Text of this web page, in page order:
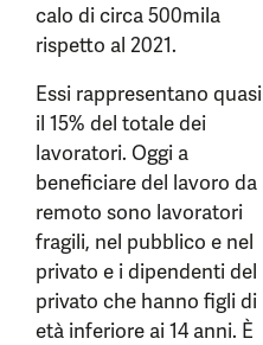
calo di circa 500mila
rispetto al 2021.
Essi rappresentano quasi
il 15% del totale dei
lavoratori. Oggi a
beneficiare del lavoro da
remoto sono lavoratori
fragili, nel pubblico e nel
privato e i dipendenti del
privato che hanno figli di
età inferiore ai 14 anni. È